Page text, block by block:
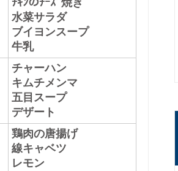
ﾁｷﾝのﾁｰｽﾞ焼き
水菜サラダ
ブイヨンスープ
牛乳
チャーハン
キムチメンマ
五目スープ
デザート
鶏肉の唐揚げ
線キャベツ
レモン